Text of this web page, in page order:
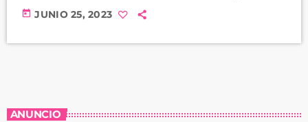
today JUNIO 25, 2023
ANUNCIO